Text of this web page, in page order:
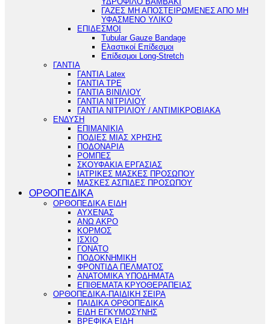
ΓΑΖΕΣ ΜΗ ΑΠΟΣΤΕΙΡΩΜΕΝΕΣ ΑΠΟ ΜΗ
ΥΦΑΣΜΕΝΟ ΥΛΙΚΟ
ΕΠΙΔΕΣΜΟΙ
Tubular Gauze Bandage
Ελαστικοί Επίδεσμοι
Επίδεσμοι Long-Stretch
ΓΑΝΤΙΑ
ΓΑΝΤΙΑ Latex
ΓΑΝΤΙΑ TPE
ΓΑΝΤΙΑ ΒΙΝΙΛΙΟΥ
ΓΑΝΤΙΑ ΝΙΤΡΙΛΙΟΥ
ΓΑΝΤΙΑ ΝΙΤΡΙΛΙΟΥ / ΑΝΤΙΜΙΚΡΟΒΙΑΚΑ
ΕΝΔΥΣΗ
ΕΠΙΜΑΝΙΚΙΑ
ΠΟΔΙΕΣ ΜΙΑΣ ΧΡΗΣΗΣ
ΠΟΔΟΝΑΡΙΑ
ΡΟΜΠΕΣ
ΣΚΟΥΦΑΚΙΑ ΕΡΓΑΣΙΑΣ
ΙΑΤΡΙΚΕΣ ΜΑΣΚΕΣ ΠΡΟΣΩΠΟΥ
ΜΑΣΚΕΣ ΑΣΠΙΔΕΣ ΠΡΟΣΩΠΟΥ
ΟΡΘΟΠΕΔΙΚΑ
ΟΡΘΟΠΕΔΙΚΑ ΕΙΔΗ
ΑΥΧΕΝΑΣ
ΑΝΩ ΑΚΡΟ
ΚΟΡΜΟΣ
ΙΣΧΙΟ
ΓΟΝΑΤΟ
ΠΟΔΟΚΝΗΜΙΚΗ
ΦΡΟΝΤΙΔΑ ΠΕΛΜΑΤΟΣ
ΑΝΑΤΟΜΙΚΑ ΥΠΟΔΗΜΑΤΑ
ΕΠΙΘΕΜΑΤΑ ΚΡΥΟΘΕΡΑΠΕΙΑΣ
ΟΡΘΟΠΕΔΙΚΑ-ΠΑΙΔΙΚΗ ΣΕΙΡΑ
ΠΑΙΔΙΚΑ ΟΡΘΟΠΕΔΙΚΑ
ΕΙΔΗ ΕΓΚΥΜΟΣΥΝΗΣ
ΒΡΕΦΙΚΑ ΕΙΔΗ